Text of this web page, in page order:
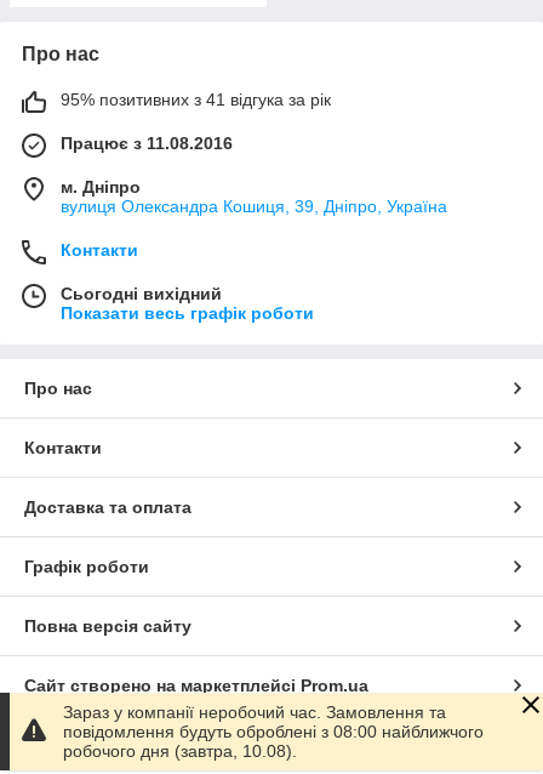
Про нас
95% позитивних з 41 відгука за рік
Працює з 11.08.2016
м. Дніпро
вулиця Олександра Кошиця, 39, Дніпро, Україна
Контакти
Сьогодні вихідний
Показати весь графік роботи
Про нас
Контакти
Доставка та оплата
Графік роботи
Повна версія сайту
Сайт створено на маркетплейсі Prom.ua
Політика конфіденційності
Зараз у компанії неробочий час. Замовлення та
повідомлення будуть оброблені з 08:00 найближчого
робочого дня (завтра, 10.08).